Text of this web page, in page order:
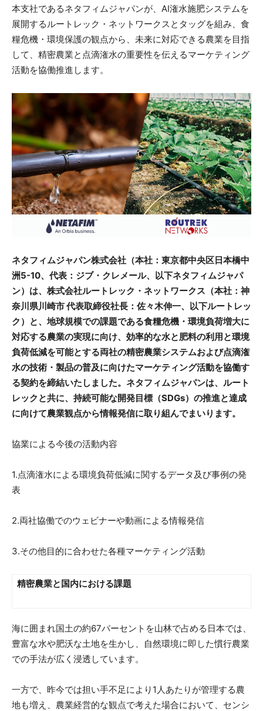
本支社であるネタフィムジャパンが、AI潅水施肥システムを
展開するルートレック・ネットワークスとタッグを組み、食
糧危機・環境保護の観点から、未来に対応できる農業を目指
して、精密農業と点滴潅水の重要性を伝えるマーケティング
活動を協働推進します。
ネタフィムジャパン株式会社（本社：東京都中央区日本橋中
洲5-10、代表：ジブ・クレメール、以下ネタフィムジャパ
ン）は、株式会社ルートレック・ネットワークス（本社：神
奈川県川崎市 代表取締役社長：佐々木伸一、以下ルートレッ
ク）と、地球規模での課題である食糧危機・環境負荷増大に
対応する農業の実現に向け、効率的な水と肥料の利用と環境
負荷低減を可能とする両社の精密農業システムおよび点滴潅
水の技術・製品の普及に向けたマーケティング活動を協働す
る契約を締結いたしました。ネタフィムジャパンは、ルート
レックと共に、持続可能な開発目標（SDGs）の推進と達成
に向けて農業観点から情報発信に取り組んでまいります。
協業による今後の活動内容
1.点滴潅水による環境負荷低減に関するデータ及び事例の発
表
2.両社協働でのウェビナーや動画による情報発信
3.その他目的に合わせた各種マーケティング活動
精密農業と国内における課題
海に囲まれ国土の約67パーセントを山林で占める日本では、
豊富な水や肥沃な土地を生かし、自然環境に即した慣行農業
での手法が広く浸透しています。
一方で、昨今では担い手不足により1人あたりが管理する農
地も増え、農業経営的な観点で考えた場合において、センシ